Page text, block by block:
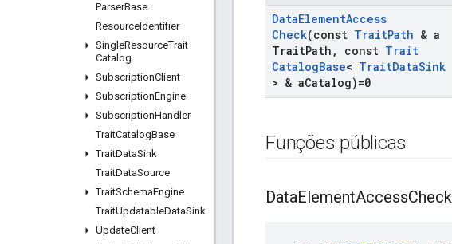
ParserBase
ResourceIdentifier
SingleResourceTrait
Catalog
SubscriptionClient
SubscriptionEngine
SubscriptionHandler
TraitCatalogBase
TraitDataSink
TraitDataSource
TraitSchemaEngine
TraitUpdatableDataSink
UpdateClient
DataElementAccess
Check(const TraitPath & a
TraitPath , const Trait
CatalogBase< TraitDataSink
> & aCatalog)=0
Funções públicas
DataElementAccessCheck